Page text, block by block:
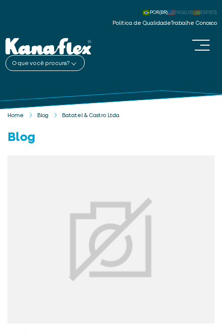
Política de Qualidade Trabalhe Conosco
POR(BR) ING(US) ESP(ES)
O que você procura?
Home Blog Batatel & Castro Ltda
Blog